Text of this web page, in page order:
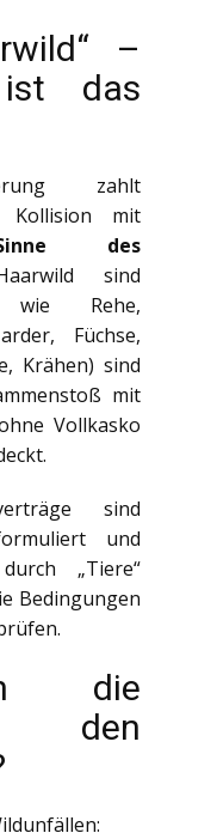
–
das
zahlt
Kollision mit
des
sind
wie Rehe,
Füchse,
Krähen) sind
mit
Vollkasko
sind
und
„Tiere“
Bedingungen
die
den